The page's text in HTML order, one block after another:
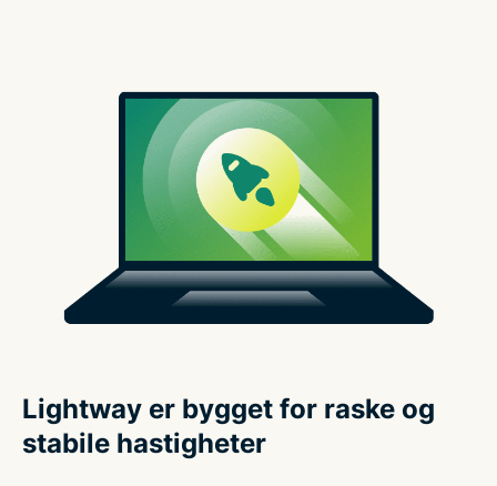
Lightway er bygget for raske og
stabile hastigheter